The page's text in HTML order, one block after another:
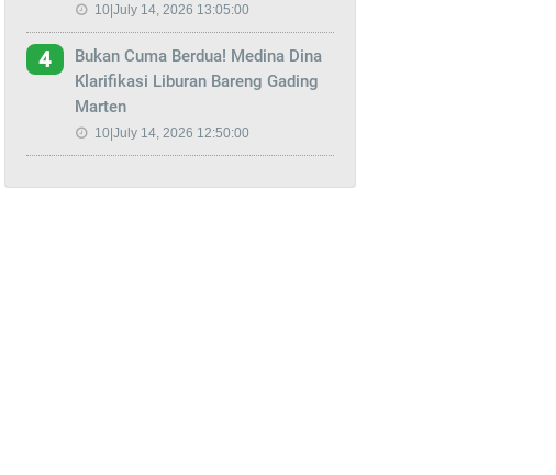
10|July 14, 2026 13:05:00
4
Bukan Cuma Berdua! Medina Dina
Klarifikasi Liburan Bareng Gading
Marten
10|July 14, 2026 12:50:00